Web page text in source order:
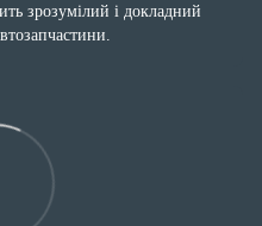
зрозумілий і докладний